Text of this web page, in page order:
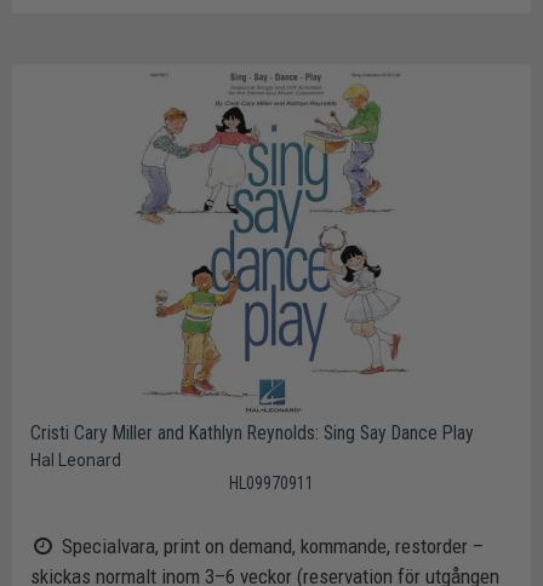
Cristi Cary Miller and Kathlyn Reynolds: Sing Say Dance Play
Hal Leonard
HL09970911
Specialvara, print on demand, kommande, restorder –
skickas normalt inom 3–6 veckor (reservation för utgången